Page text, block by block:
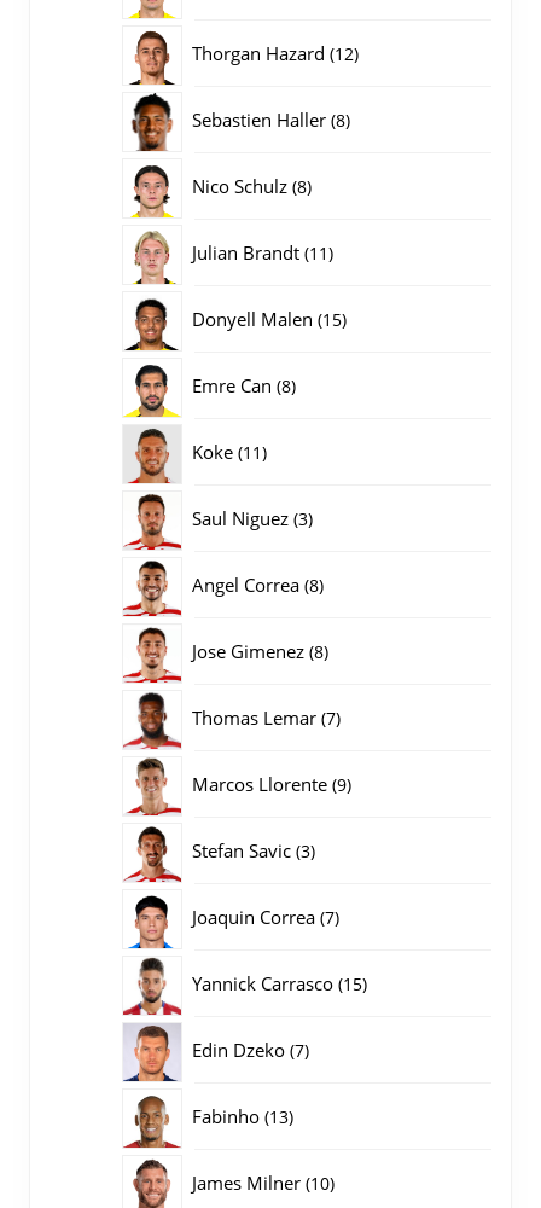
Thorgan Hazard 1212
Sebastien Haller 88
Nico Schulz 88
Julian Brandt 1111
Donyell Malen 1515
Emre Can 88
Koke 1111
Saul Niguez 33
Angel Correa 88
Jose Gimenez 88
Thomas Lemar 77
Marcos Llorente 99
Stefan Savic 33
Joaquin Correa 77
Yannick Carrasco 1515
Edin Dzeko 77
Fabinho 1313
James Milner 1010